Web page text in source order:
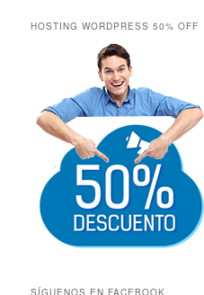
HOSTING WORDPRESS 50% OFF
SÍGUENOS EN FACEBOOK